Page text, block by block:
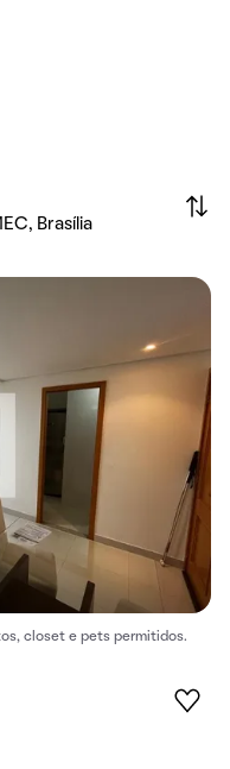
Brasília
closet e pets permitidos.